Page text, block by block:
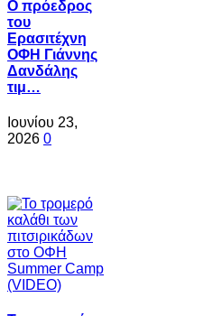
Ο πρόεδρος
του
Ερασιτέχνη
ΟΦΗ Γιάννης
Δανδάλης
τιμ…
Ιουνίου 23,
2026 0